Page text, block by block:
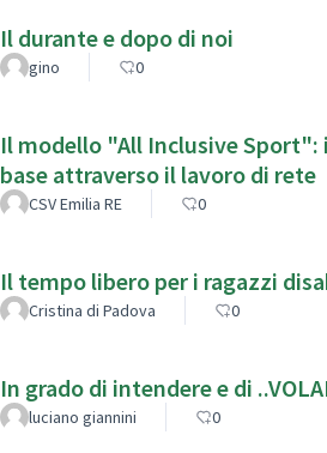
Il durante e dopo di noi
gino 0
Il modello "All Inclusive
base attraverso il lavoro di rete
CSV Emilia RE 0
Il tempo libero per i ragazzi
Cristina di Padova 0
In grado di intendere e di
luciano giannini 0